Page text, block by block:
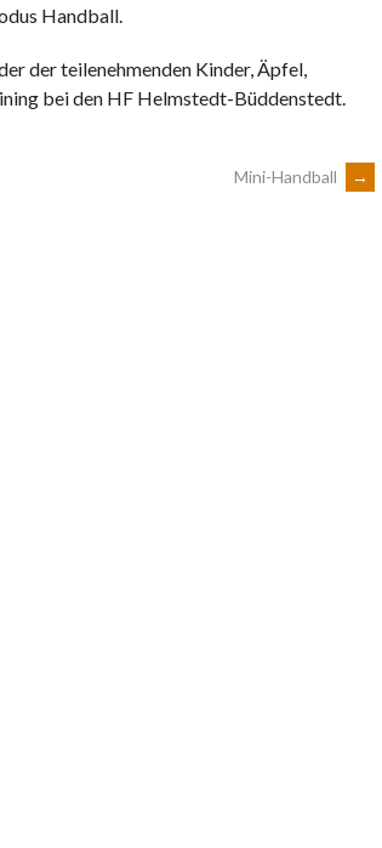
Handball.
der teilenehmenden Kinder, Äpfel,
bei den HF Helmstedt-Büddenstedt.
Mini-Handball →